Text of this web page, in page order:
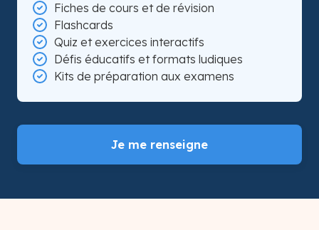
Fiches de cours et de révision
Flashcards
Quiz et exercices interactifs
Défis éducatifs et formats ludiques
Kits de préparation aux examens
Je me renseigne